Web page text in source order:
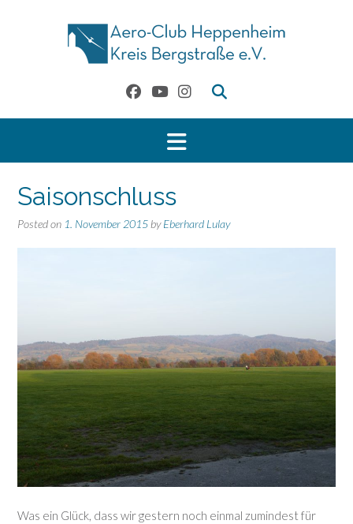
Saisonschluss
Posted on 1. November 2015 byEberhard Lulay
Was ein Glück, dass wir gestern noch einmal zumindest für